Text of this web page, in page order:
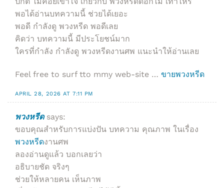
พอได้อ่านบทความนี้ ช่วยได้เยอะ
พอดี กำลังดู พวงหรีด พอดีเลย
คิดว่า บทความนี้ มีประโยชน์มาก
ใครที่กำลัง กำลังดู พวงหรีดงานศพ แนะนำให้อ่านเลย
Feel free to surf tto mmy web-site … ขายพวงหรีด
APRIL 28, 2026 AT 7:11 PM
พวงหรีด says:
ขอบคุณสำหรับการแบ่งปัน บทความ คุณภาพ ในเรื่อง
พวงหรีดงานศพ
ลองอ่านดูแล้ว บอกเลยว่า
อธิบายชัด จริงๆ
ช่วยให้หลายคน เห็นภาพ